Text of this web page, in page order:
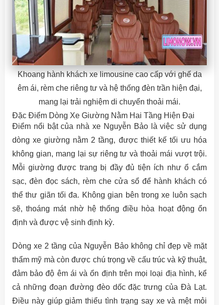
Khoang hành khách xe limousine cao cấp với ghế da
êm ái, rèm che riêng tư và hệ thống đèn trần hiện đại,
mang lại trải nghiệm di chuyển thoải mái.
Đặc Điểm Dòng Xe Giường Nằm Hai Tầng Hiện Đại
Điểm nổi bật của nhà xe Nguyễn Bảo là việc sử dụng
dòng xe giường nằm 2 tầng, được thiết kế tối ưu hóa
không gian, mang lại sự riêng tư và thoải mái vượt trội.
Mỗi giường được trang bị đầy đủ tiện ích như ổ cắm
sạc, đèn đọc sách, rèm che cửa sổ để hành khách có
thể thư giãn tối đa. Không gian bên trong xe luôn sạch
sẽ, thoáng mát nhờ hệ thống điều hòa hoạt động ổn
định và được vệ sinh định kỳ.
Dòng xe 2 tầng của Nguyễn Bảo không chỉ đẹp về mặt
thẩm mỹ mà còn được chú trọng về cấu trúc và kỹ thuật,
đảm bảo độ êm ái và ổn định trên mọi loại địa hình, kể
cả những đoạn đường đèo dốc đặc trưng của Đà Lạt.
Điều này giúp giảm thiểu tình trạng say xe và mệt mỏi